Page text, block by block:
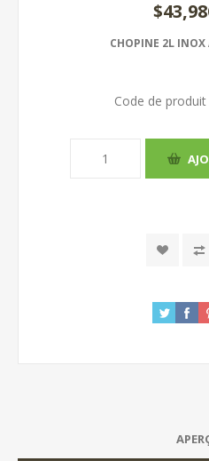
CHOPINE 2L INOX
Code de produit